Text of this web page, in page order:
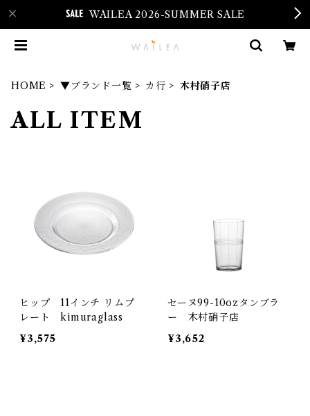
WAILEA 2026-SUMMER SALE
HOME ▼ブランド一覧 カ行 木村硝子店
ALL ITEM
ヒップ 11インチ リムプ
レート kimuraglass
¥3,575
セーヌ99-10ozタンブラ
ー 木村硝子店
¥3,652